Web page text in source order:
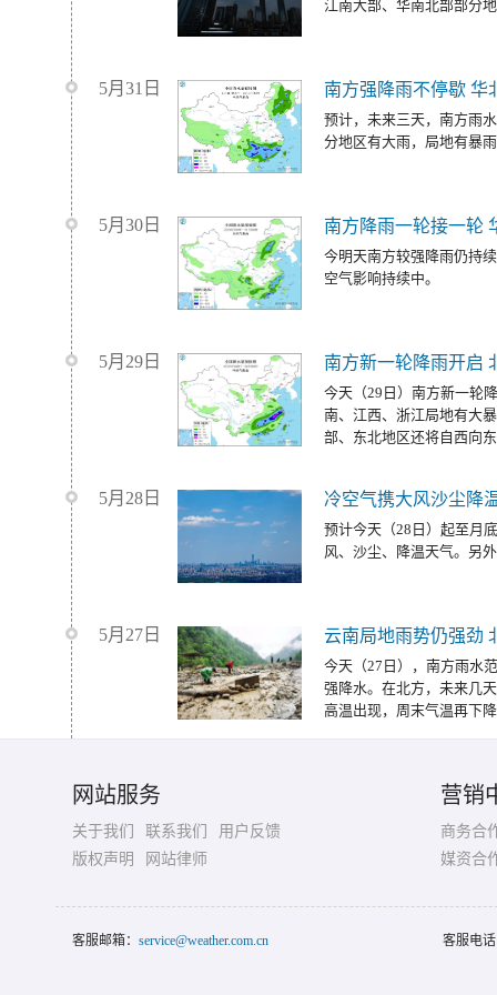
江南大部、华南北部部分
5月31日 南方强降雨不停歇 华
预计，未来三天，南方雨
分地区有大雨，局地有暴
5月30日 南方降雨一轮接一轮
今明天南方较强降雨仍持
空气影响持续中。
5月29日 南方新一轮降雨开启
今天（29日）南方新一轮
南、江西、浙江局地有大
部、东北地区还将自西向
5月28日 冷空气携大风沙尘降
预计今天（28日）起至月
风、沙尘、降温天气。另
5月27日 云南局地雨势仍强劲
今天（27日），南方雨水
强降水。在北方，未来几
高温出现，周末气温再下
网站服务
关于我们 联系我们
用户反馈
版权声明
网站律师
营销
商务合
媒资合
客服邮箱： service@weather.com.cn 客服电